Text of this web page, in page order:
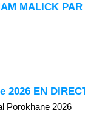
MALICK
2026 EN
Porokhane 2026